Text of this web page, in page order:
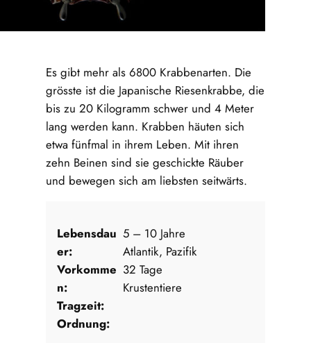
Es gibt mehr als 6800 Krabbenarten. Die
grösste ist die Japanische Riesenkrabbe, die
bis zu 20 Kilogramm schwer und 4 Meter
lang werden kann. Krabben häuten sich
etwa fünfmal in ihrem Leben. Mit ihren
zehn Beinen sind sie geschickte Räuber
und bewegen sich am liebsten seitwärts.
Lebensdau
er:
Vorkomme
n:
Tragzeit:
Ordnung:
5 – 10 Jahre
Atlantik, Pazifik
32 Tage
Krustentiere